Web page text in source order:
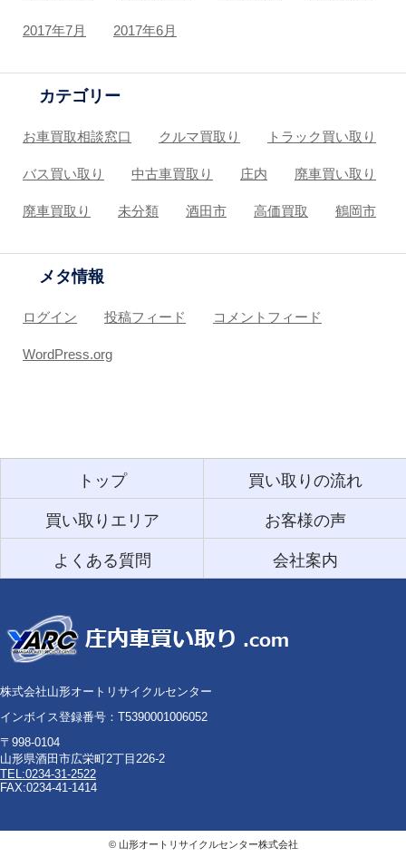
2017年7月 2017年6月
カテゴリー
お車買取相談窓口 クルマ買取り トラック買い取り
バス買い取り 中古車買取り 庄内 廃車買い取り
廃車買取り 未分類 酒田市 高価買取 鶴岡市
メタ情報
ログイン 投稿フィード コメントフィード
WordPress.org
トップ 買い取りの流れ
買い取りエリア お客様の声
よくある質問 会社案内
株式会社山形オートリサイクルセンター
インボイス登録番号：T5390001006052
〒998-0104
山形県酒田市広栄町2丁目226-2
TEL:0234-31-2522
FAX:0234-41-1414
© 山形オートリサイクルセンター株式会社